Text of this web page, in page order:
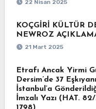
22 Nisan 2025
KOÇGİRİ KÜLTÜR
NEWROZ
21 Mart 2025
Etrafı Ancak Yirmi
Dersim’de 37
İstanbul’a
İmzalı Yazı (HAT.